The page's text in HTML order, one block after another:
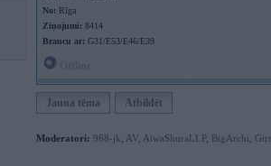
No: Rīga
Ziņojumi: 8414
Braucu ar: G31/E53/E46/E39
Jauna tēma Atbildēt
Moderatori: 968-jk AV AiwaShuraLLP, BigArchi